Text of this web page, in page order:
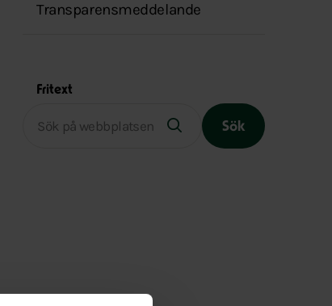
Transparensmeddelande
Fritext
Sök